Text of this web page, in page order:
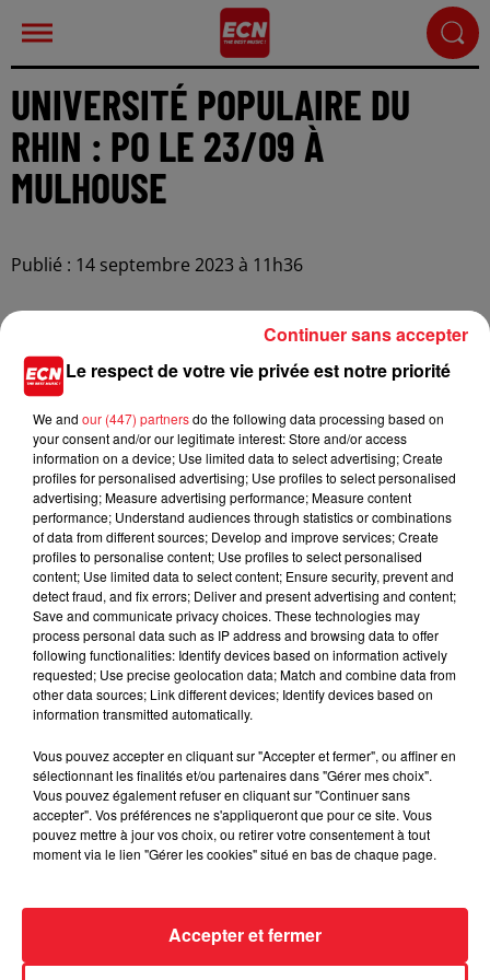
UNIVERSITÉ POPULAIRE DU
RHIN : PO LE 23/09 À
MULHOUSE
Publié : 14 septembre 2023 à 11h36
Portes Ouvertes UP sept 2023
Le respect de votre vie privée est notre priorité
We and our (447) partnersdo the following data processing based on
your consent and/or our legitimate interest: Store and/or access
information on a device; Use limited data to select advertising; Create
profiles for personalised advertising; Use profiles to select personalised
advertising; Measure advertising performance; Measure content
performance; Understand audiences through statistics or combinations
of data from different sources; Develop and improve services; Create
profiles to personalise content; Use profiles to select personalised
content; Use limited data to select content; Ensure security, prevent and
detect fraud, and fix errors; Deliver and present advertising and content;
Save and communicate privacy choices. These technologies may
process personal data such as IP address and browsing data to offer
following functionalities: Identify devices based on information actively
requested; Use precise geolocation data; Match and combine data from
other data sources; Link different devices; Identify devices based on
information transmitted automatically.
Vous pouvez accepter en cliquant sur "Accepter et fermer", ou affiner en
sélectionnant les finalités et/ou partenaires dans "Gérer mes choix".
Vous pouvez également refuser en cliquant sur "Continuer sans
accepter". Vos préférences ne s'appliqueront que pour ce site. Vous
pouvez mettre à jour vos choix, ou retirer votre consentement à tout
moment via le lien "Gérer les cookies" situé en bas de chaque page.
Accepter et fermer
Continuer sans accepter